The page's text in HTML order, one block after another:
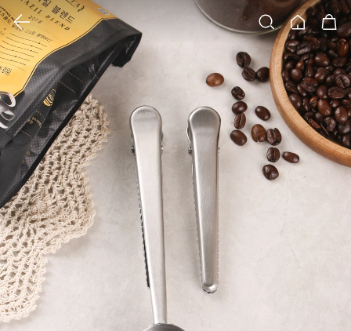
검색 홈 장바구니
클릭 시 이미지 확대 보기 팝업 열림